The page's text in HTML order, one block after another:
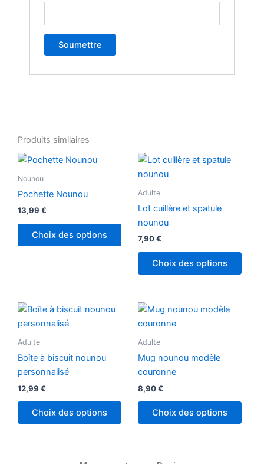
Produits similaires
Nounou
Pochette Nounou
13,99 €
Choix des options
Adulte
Lot cuillère et spatule
nounou
7,90€
Choix des options
Adulte
Boîte à biscuit nounou
personnalisé
12,99 €
Choix des options
Adulte
Mug nounou modèle
couronne
8,90€
Choix des options